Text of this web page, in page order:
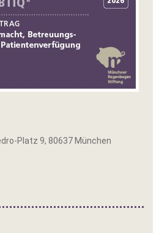
Platz 9, 80637 München